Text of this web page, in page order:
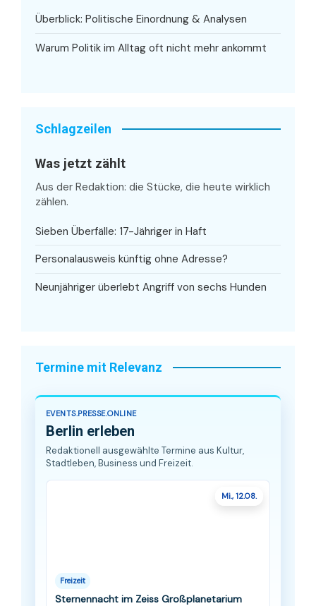
Überblick: Politische Einordnung & Analysen
Warum Politik im Alltag oft nicht mehr ankommt
Schlagzeilen
Was jetzt zählt
Aus der Redaktion: die Stücke, die heute wirklich
zählen.
Sieben Überfälle: 17-Jähriger in Haft
Personalausweis künftig ohne Adresse?
Neunjähriger überlebt Angriff von sechs Hunden
Termine mit Relevanz
EVENTS.PRESSE.ONLINE
Berlin erleben
Redaktionell ausgewählte Termine aus Kultur,
Stadtleben, Business und Freizeit.
Mi., 12.08.
Freizeit
Sternennacht im Zeiss Großplanetarium